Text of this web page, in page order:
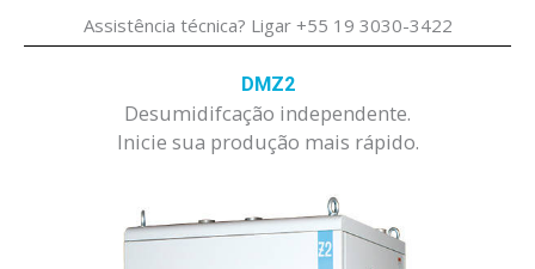
Assistência técnica? Ligar +55 19 3030-3422
DMZ2
Desumidifcação independente.
Inicie sua produção mais rápido.